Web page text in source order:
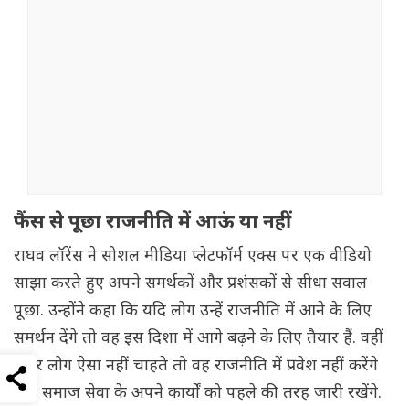
फैंस से पूछा राजनीति में आऊं या नहीं
राघव लॉरेंस ने सोशल मीडिया प्लेटफॉर्म एक्स पर एक वीडियो
साझा करते हुए अपने समर्थकों और प्रशंसकों से सीधा सवाल
पूछा. उन्होंने कहा कि यदि लोग उन्हें राजनीति में आने के लिए
समर्थन देंगे तो वह इस दिशा में आगे बढ़ने के लिए तैयार हैं. वहीं
अगर लोग ऐसा नहीं चाहते तो वह राजनीति में प्रवेश नहीं करेंगे
और समाज सेवा के अपने कार्यों को पहले की तरह जारी रखेंगे.